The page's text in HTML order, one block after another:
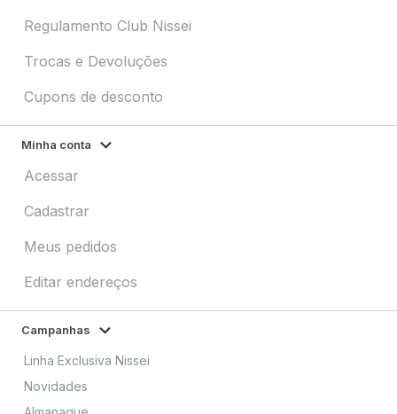
Regulamento Club Nissei
Trocas e Devoluções
Cupons de desconto
Minha conta
Acessar
Cadastrar
Meus pedidos
Editar endereços
Campanhas
Linha Exclusiva Nissei
Novidades